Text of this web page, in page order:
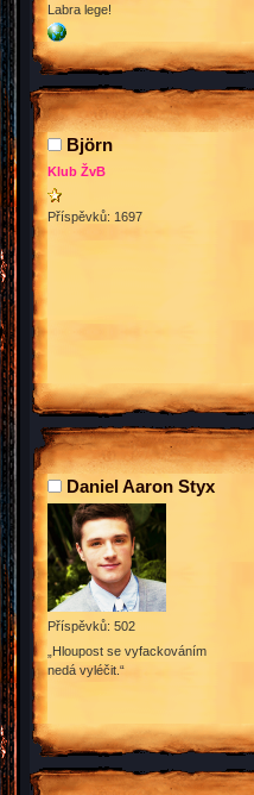
Labra lege!
Björn
Klub ŽvB
Příspěvků: 1697
Daniel Aaron Styx
Příspěvků: 502
„Hloupost se vyfackováním
nedá vyléčit.“